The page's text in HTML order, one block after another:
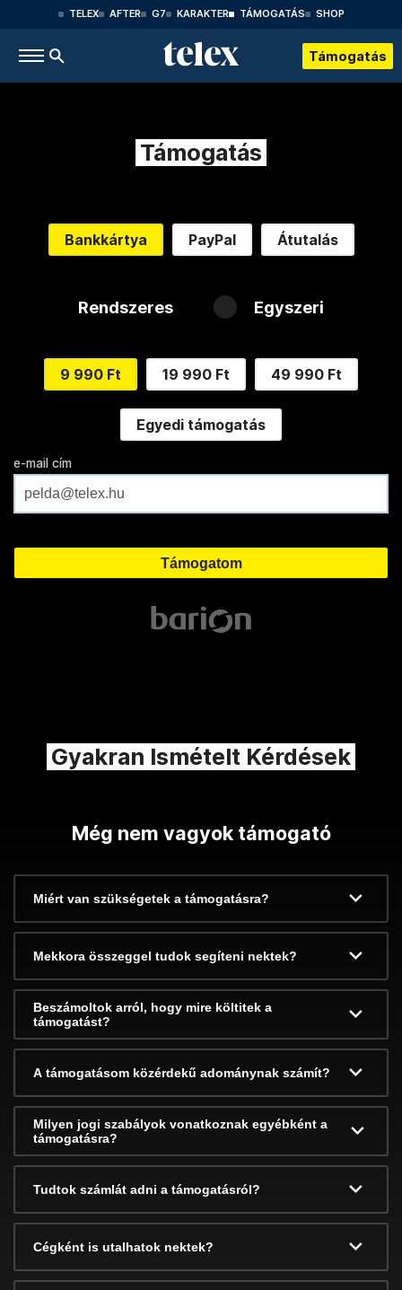
TELEX AFTER G7 KARAKTER TÁMOGATÁS SHOP
Támogatás
Támogatás
Bankkártya PayPal Átutalás
Rendszeres Egyszeri
9 990 Ft 19 990 Ft 49 990 Ft
Egyedi támogatás
e-mail cím
Gyakran Ismételt Kérdések
Még nem vagyok támogató
Miért van szükségetek a támogatásra?
Mekkora összeggel tudok segíteni nektek?
Beszámoltok arról, hogy mire költitek a
támogatást?
A támogatásom közérdekű adománynak számít?
Milyen jogi szabályok vonatkoznak egyébként a
támogatásra?
Tudtok számlát adni a támogatásról?
Cégként is utalhatok nektek?